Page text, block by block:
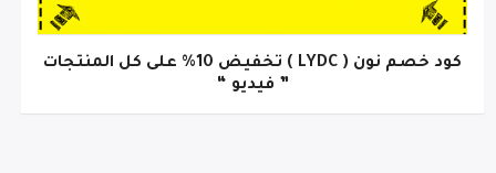
كود خصم نون ( LYDC ) تخفيض 10% على كل المنتجات
” فيديو “